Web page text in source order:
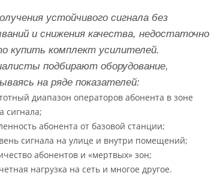
устойчивого сигнала без
и снижения качества, недостаточно
купить комплект усилителей.
подбирают оборудование,
на ряде показателей:
диапазон операторов абонента в зоне
сигнала;
абонента от базовой станции;
сигнала на улице и внутри помещений;
абонентов и «мертвых» зон;
нагрузка на сеть и многое другое.